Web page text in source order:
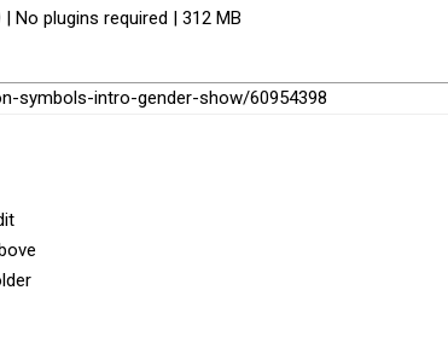
No plugins required | 312 MB
symbols-intro-gender-show/60954398